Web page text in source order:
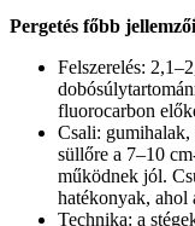
Pergetés főbb
Felszerelés:
fluorocarbon
Csali:
süllőre a 7–10
működnek jól.
hatékonyak, ahol
Technika: a